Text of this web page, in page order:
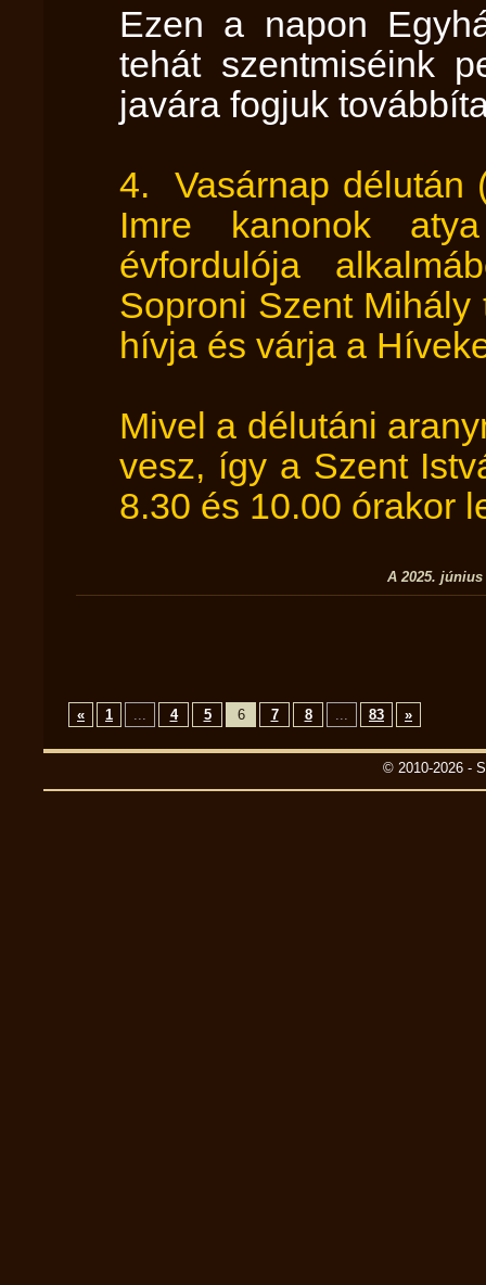
Ezen a napon
tehát szentmiséink
javára fogjuk
4. Vasárnap délután
Imre kanonok
évfordulója
Soproni Szent
hívja és várja a
Mivel a délutáni
vesz, így a Szent
8.30 és 10.00 órakor
A 2025.
« 1 4 5 6 7 8 83 »
© 2010-2026 -